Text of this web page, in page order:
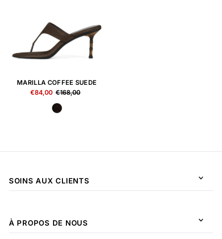
MARILLA COFFEE SUEDE
€84,00 €168,00
SOINS AUX CLIENTS
À PROPOS DE NOUS